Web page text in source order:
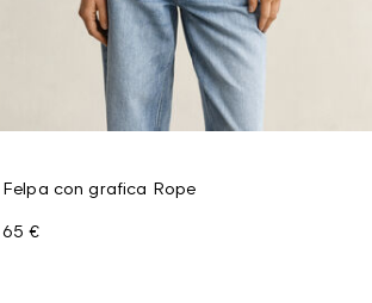
Felpa con grafica Rope
65 €